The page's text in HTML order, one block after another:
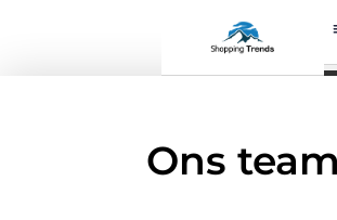
Ons team